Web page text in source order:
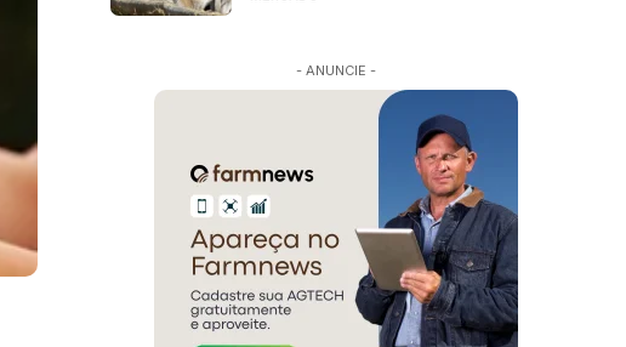
- ANUNCIE -